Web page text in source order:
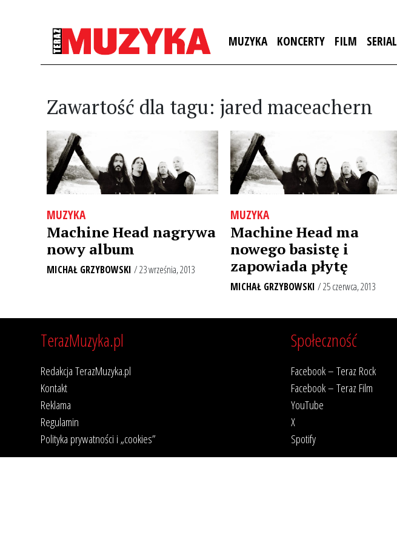
MUZYKA KONCERTY FILM SERIAL
Zawartość dla tagu: jared maceachern
MUZYKA
Machine Head nagrywa
nowy album
MICHAŁ GRZYBOWSKI / 23 września, 2013
MUZYKA
Machine Head ma
nowego basistę i
zapowiada płytę
MICHAŁ GRZYBOWSKI / 25 czerwca, 2013
TerazMuzyka.pl
Redakcja TerazMuzyka.pl
Kontakt
Reklama
Regulamin
Polityka prywatności i „cookies”
Społeczność
Facebook – Teraz Rock
Facebook – Teraz Film
YouTube
X
Spotify